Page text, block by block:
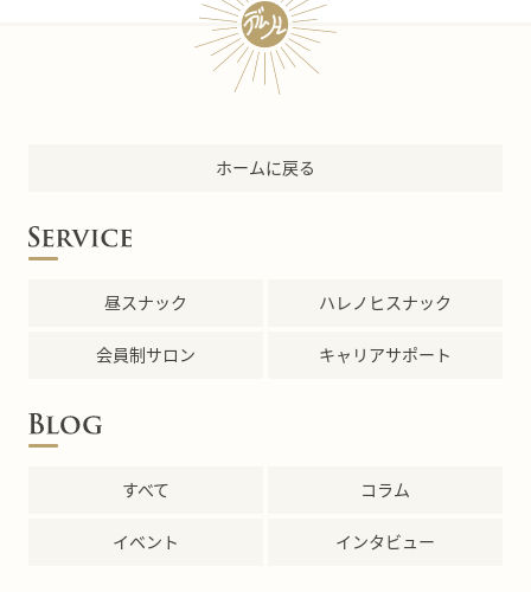
ホームに戻る
昼スナック ハレノヒスナック
会員制サロン キャリアサポート
すべて コラム
イベント インタビュー